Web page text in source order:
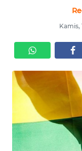
Kamis,
KRIMINAL
EKUIN
SAINS-TEKNO
KESEHATAN